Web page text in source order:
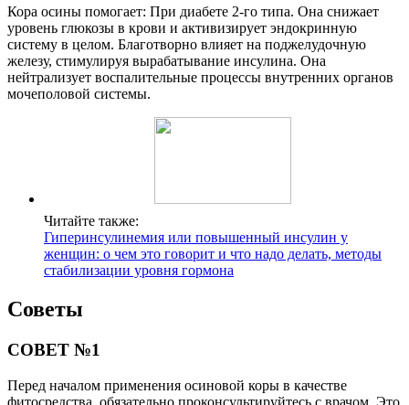
Кора осины помогает: При диабете 2-го типа. Она снижает
уровень глюкозы в крови и активизирует эндокринную
систему в целом. Благотворно влияет на поджелудочную
железу, стимулируя вырабатывание инсулина. Она
нейтрализует воспалительные процессы внутренних органов
мочеполовой системы.
Читайте также:
Гиперинсулинемия или повышенный инсулин у
женщин: о чем это говорит и что надо делать, методы
стабилизации уровня гормона
Советы
СОВЕТ №1
Перед началом применения осиновой коры в качестве
фитосредства, обязательно проконсультируйтесь с врачом. Это